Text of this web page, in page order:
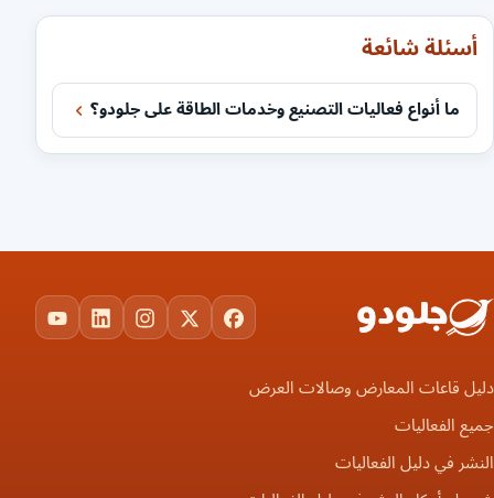
أسئلة شائعة
ما أنواع فعاليات التصنيع وخدمات الطاقة على جلودو؟
Facebook
X
Instagram
LinkedIn
دليل قاعات المعارض وصالات العرض
جميع الفعاليات
النشر في دليل الفعاليات